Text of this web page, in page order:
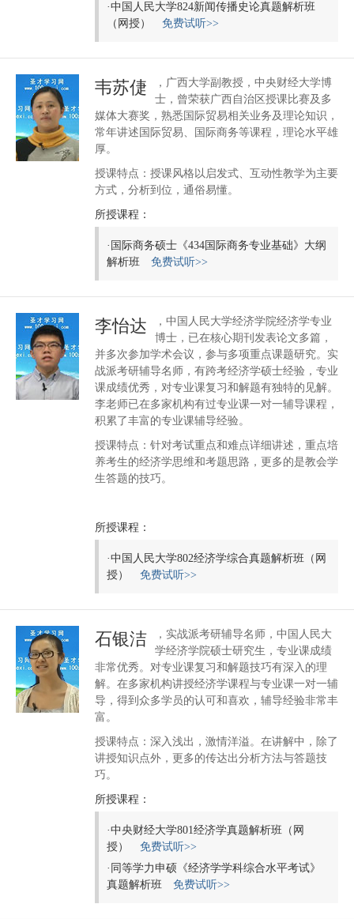
·中国人民大学824新闻传播史论真题解析班
（网授） 免费试听>>
韦苏倢
，广西大学副教授，中央财经大学博
士，曾荣获广西自治区授课比赛及多
媒体大赛奖，熟悉国际贸易相关业务及理论知识，
常年讲述国际贸易、国际商务等课程，理论水平雄
厚。
授课特点：授课风格以启发式、互动性教学为主要
方式，分析到位，通俗易懂。
所授课程：
· 国际商务硕士《434国际商务专业基础》大纲
解析班 免费试听>>
李怡达
，中国人民大学经济学院经济学专业
博士，已在核心期刊发表论文多篇，
并多次参加学术会议，参与多项重点课题研究。实
战派考研辅导名师，有跨考经济学硕士经验，专业
课成绩优秀，对专业课复习和解题有独特的见解。
李老师已在多家机构有过专业课一对一辅导课程，
积累了丰富的专业课辅导经验。
授课特点：针对考试重点和难点详细讲述，重点培
养考生的经济学思维和考题思路，更多的是教会学
生答题的技巧。
所授课程：
·中国人民大学802经济学综合真题解析班（网
授） 免费试听>>
石银洁
，实战派考研辅导名师，中国人民大
学经济学院硕士研究生，专业课成绩
非常优秀。对专业课复习和解题技巧有深入的理
解。在多家机构讲授经济学课程与专业课一对一辅
导，得到众多学员的认可和喜欢，辅导经验非常丰
富。
授课特点：深入浅出，激情洋溢。在讲解中，除了
讲授知识点外，更多的传达出分析方法与答题技
巧。
所授课程：
·中央财经大学801经济学真题解析班（网
授） 免费试听>>
· 同等学力申硕《经济学学科综合水平考试》
真题解析班 免费试听>>